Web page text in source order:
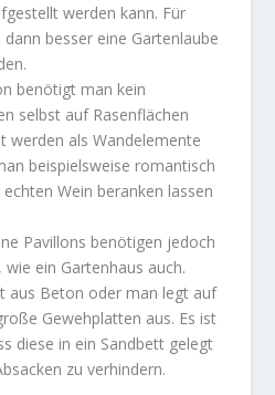
werden kann. Für
besser eine Gartenlaube
benötigt man kein
selbst auf Rasenflächen
werden als Wandelemente
beispielsweise romantisch
Wein beranken lassen
Pavillons benötigen jedoch
ein Gartenhaus auch.
aus Beton oder man legt auf
Gewehplatten aus. Es ist
diese in ein Sandbett gelegt
zu verhindern.